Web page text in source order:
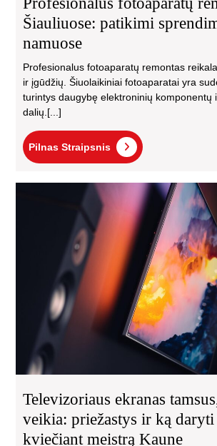
Šiauliuose: patikimi
namuose
Profesionalus fotoaparatų remontas
ir įgūdžių. Šiuolaikiniai fotoaparatai yra
turintys daugybę elektroninių komponentų
dalių.[...]
Pilnas Straipsnis
Pilnas
Straipsnis
Televizoriaus ekranas
veikia: priežastys ir ką
kviečiant meistrą Kaune